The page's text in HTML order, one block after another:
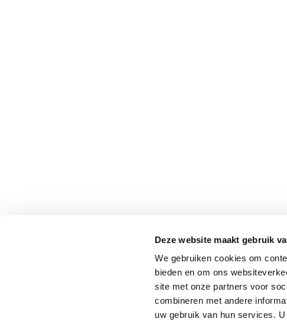
Deze website maakt gebruik
We gebruiken cookies om
bieden en om ons
site met onze partners voor
combineren met andere
uw gebruik van hun services.